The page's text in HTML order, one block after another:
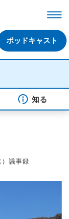
ポッドキャスト
知る
議事録